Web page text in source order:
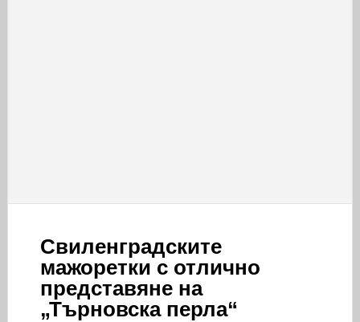
Свиленградските
мажоретки с отлично
представяне на
„Търновска перла“